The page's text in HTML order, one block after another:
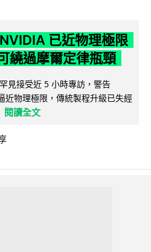
已近物理極限
繞過摩爾定律瓶頸
見接受近 5 小時專訪，警告
近物理極限，傳統製程升級已失經
閱讀全文